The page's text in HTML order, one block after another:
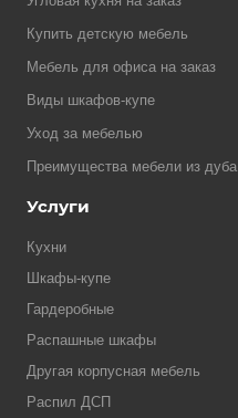
Купить детскую мебель
Мебель для офиса на заказ
Виды шкафов-купе
Уход за мебелью
Преимущества мебели из дуба
Услуги
Кухни
Шкафы-купе
Гардеробные
Распашные шкафы
Другая корпусная мебель
Распил ДСП